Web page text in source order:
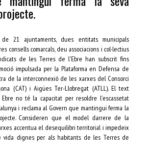
21 ajuntaments, dues entitats municipals
consells comarcals, deu associacions i col·lectius
de les Terres de l'Ebre han subscrit fins
impulsada per la Plataforma en Defensa de
de la interconnexió de les xarxes del Consorci
(CAT) i Aigües Ter-Llobregat (ATLL). El text
no té la capacitat per resoldre l'escassetat
i reclama al Govern que mantingui ferma la
Consideren que el model darrere de la
accentua el desequilibri territorial i impedeix
vida dignes per als habitants de les Terres de